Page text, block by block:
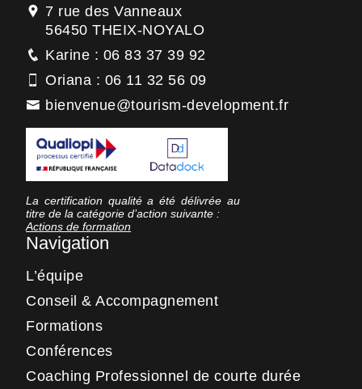
7 rue des Vanneaux
56450 THEIX-NOYALO
Karine : 06 83 37 39 92
Oriana : 06 11 32 56 09
bienvenue@tourism-development.fr
La certification qualité a été délivrée au
titre de la catégorie d’action suivante :
Actions de formation
Navigation
L’équipe
Conseil & Accompagnement
Formations
Conférences
Coaching Professionnel de courte durée